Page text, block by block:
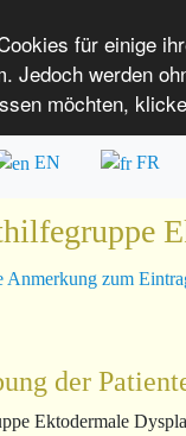
für einige
Jedoch werden
möchten,
EN FR
Anmerkung zum
der
Ektodermale